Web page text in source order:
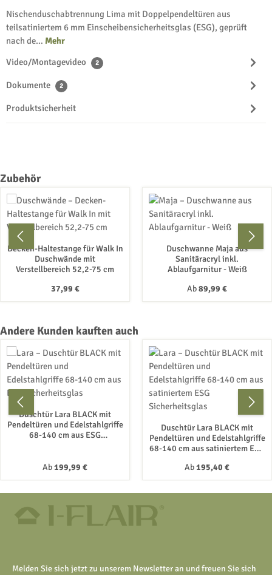
Nischenduschabtrennung Lima mit Doppelpendeltüren aus
teilsatiniertem 6 mm Einscheibensicherheitsglas (ESG), geprüft
nach de… Mehr
Video/Montagevideo
2
Dokumente 2
Produktsicherheit
Produktgalerie überspringen
Zubehör
Decken-Haltestange für Walk In
Duschwände mit
Verstellbereich 52,2-75 cm
Regulärer Preis:
37,99 €
Duschwanne Maja aus
Sanitäracryl inkl.
Ablaufgarnitur - Weiß
Regulärer Preis:
Ab89,99 €
Produktgalerie überspringen
Andere Kunden kauften auch
Duschtür Lara BLACK mit
Pendeltüren und Edelstahlgriffe
68-140 cm aus ESG
Regulärer Preis:
Ab199,99 €
Duschtür Lara BLACK mit
Pendeltüren und Edelstahlgriffe
68-140 cm aus satiniertem ESG
Regulärer Preis:
Ab195,40 €
Melden Sie sich jetzt zu unserem Newsletter an und freuen Sie sich